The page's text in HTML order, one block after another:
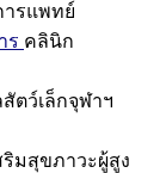
รแพทย์
ร คลินิก
ตว์เล็กจุฬาฯ
ริมสุขภาวะผู้สูง